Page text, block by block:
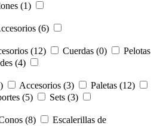
(1)
(6)
(12) Cuerdas (0)
Pelotas
(4)
Accesorios (3)
Paletas (12)
(5)
Sets (3)
(8)
Escalerillas de